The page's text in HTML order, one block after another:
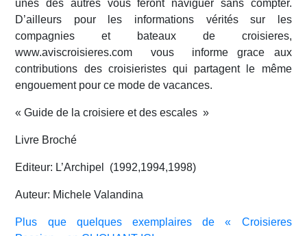
Avis Agences de Voyages
Forum Croisieres
unes des autres vous feront naviguer sans compter.
D’ailleurs pour les informations vérités sur les
compagnies et bateaux de croisieres,
www.aviscroisieres.com vous informe grace aux
contributions des croisieristes qui partagent le même
engouement pour ce mode de vacances.
« Guide de la croisiere et des escales »
Livre Broché
Editeur: L’Archipel (1992,1994,1998)
Auteur: Michele Valandina
Plus que quelques exemplaires de « Croisieres